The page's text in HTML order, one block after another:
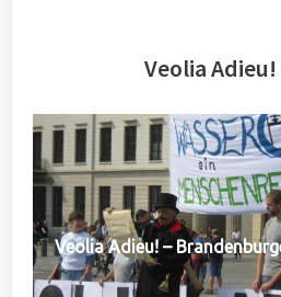
Veolia Adieu!
Veolia Adieu! –